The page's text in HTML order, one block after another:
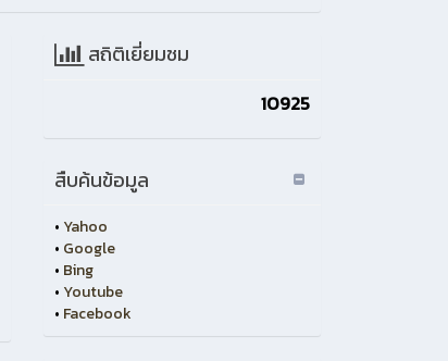
สถิติเยี่ยมชม
10925
สืบค้นข้อมูล
• Yahoo
• Google
• Bing
• Youtube
• Facebook